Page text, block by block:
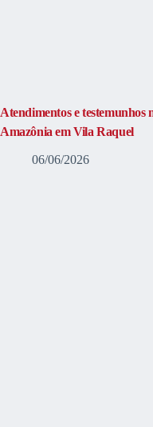
Atendimentos e testemunhos
Amazônia em Vila Raquel
06/06/2026